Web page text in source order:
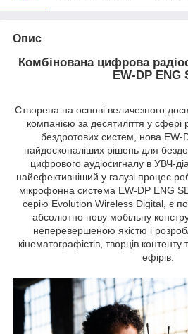
Опис
Комбінована цифрова
EW-DP ENG
Створена на основі величезного
компанією за десятиліття у сфері
бездротових систем, нова EW-
найдосконаліших рішень для
цифрового аудіосигналу в УВЧ-
найефективніший у галузі процес
мікрофонна система EW-DP ENG
серію Evolution Wireless Digital, є
абсолютно нову мобільну
неперевершеною якістю і
кінематографістів, творців
ефірів.